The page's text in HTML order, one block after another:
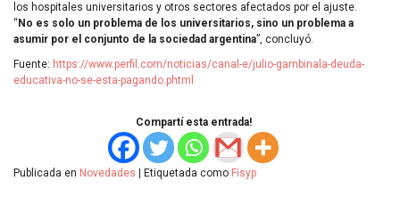
los hospitales universitarios y otros sectores afectados por el ajuste.
“ No es solo un problema de los universitarios, sino un problema a
asumir por el conjunto de la sociedad argentina”, concluyó.
Fuente: https://www.perfil.com/noticias/canal-e/julio-gambinala-deuda-
educativa-no-se-esta-pagando.phtml
Compartí esta entrada!
Publicada en Novedades | Etiquetada como Fisyp